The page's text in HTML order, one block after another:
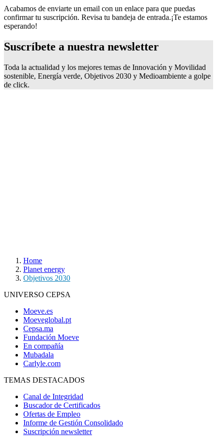
Acabamos de enviarte un email con un enlace para que puedas
confirmar tu suscripción. Revisa tu bandeja de entrada.¡Te estamos
esperando!
Suscríbete a nuestra newsletter
Toda la actualidad y los mejores temas de Innovación y Movilidad
sostenible, Energía verde, Objetivos 2030 y Medioambiente a golpe
de click.
Home
Planet energy
Objetivos 2030
UNIVERSO CEPSA
Moeve.es
Moeveglobal.pt
Cepsa.ma
Fundación Moeve
En compañía
Mubadala
Carlyle.com
TEMAS DESTACADOS
Canal de Integridad
Buscador de Certificados
Ofertas de Empleo
Informe de Gestión Consolidado
Suscripción newsletter